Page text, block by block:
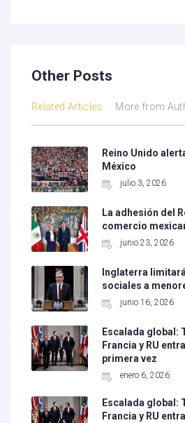
Other Posts
Related Articles More from
Reino Unido
México
julio 3, 2026
La adhesión del
comercio
junio 23, 2026
Inglaterra
sociales a
junio 16, 2026
Escalada global:
Francia y RU
primera vez
enero 6, 2026
Escalada global:
Francia y RU